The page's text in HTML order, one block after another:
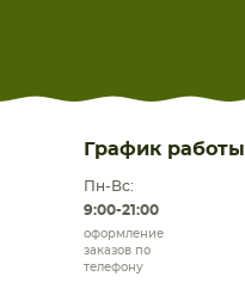
График работы
Пн-Вс:
9:00-21:00
оформление
заказов по
телефону